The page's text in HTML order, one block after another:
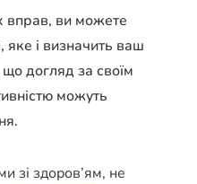
вправ, ви можете
і визначить ваш
що догляд за своїм
можуть
зі здоров’ям, не